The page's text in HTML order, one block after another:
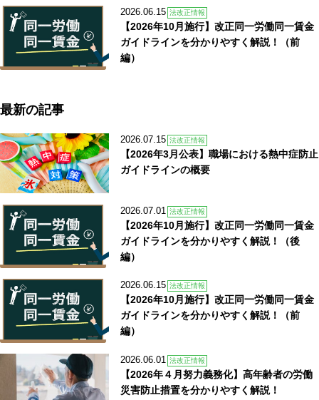
2026.06.15 法改正情報
【2026年10月施行】改正同一労働同一賃金
ガイドラインを分かりやすく解説！（前
編）
最新の記事
2026.07.15 法改正情報
【2026年3月公表】職場における熱中症防止
ガイドラインの概要
2026.07.01 法改正情報
【2026年10月施行】改正同一労働同一賃金
ガイドラインを分かりやすく解説！（後
編）
2026.06.15 法改正情報
【2026年10月施行】改正同一労働同一賃金
ガイドラインを分かりやすく解説！（前
編）
2026.06.01 法改正情報
【2026年４月努力義務化】高年齢者の労働
災害防止措置を分かりやすく解説！